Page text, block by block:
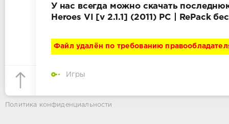
У нас всегда можно скачать
Heroes VI [v 2.1.1] (2011) PC | RePack
Файл удалён по требованию
Игры
Политика конфиденциальности